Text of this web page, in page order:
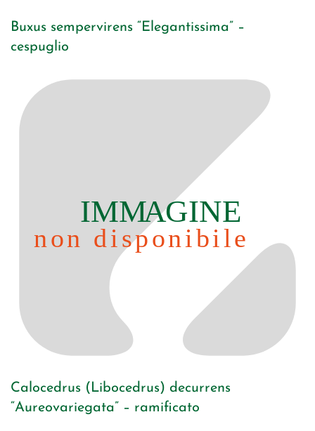
Buxus sempervirens “Elegantissima” –
cespuglio
Calocedrus (Libocedrus) decurrens
“Aureovariegata” – ramificato